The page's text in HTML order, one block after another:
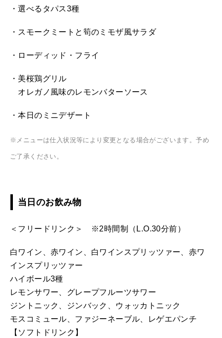
・選べるタパス3種
・スモークミートと筍のミモザ風サラダ
・ローディッド・フライ
・美桜鶏グリル
オレガノ風味のレモンバターソース
・本日のミニデザート
※メニューは仕入状況等により変更となる場合がございます。予め
ご了承ください。
当日のお飲み物
＜フリードリンク＞ ※2時間制（L.O.30分前）
白ワイン、赤ワイン、白ワインスプリッツァー、赤ワ
インスプリッツァー
ハイボール3種
レモンサワー、グレープフルーツサワー
ジントニック、ジンバック、ウォッカトニック
モスコミュール、ファジーネーブル、レゲエパンチ
【ソフトドリンク】